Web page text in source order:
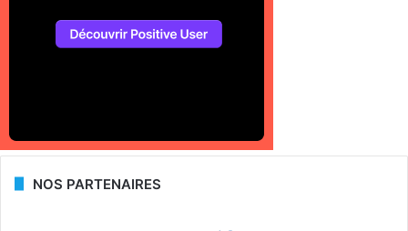
NOS PARTENAIRES